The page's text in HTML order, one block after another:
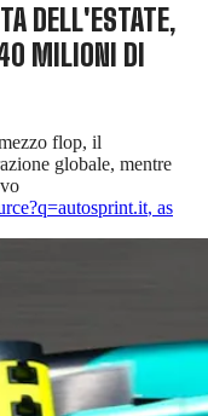
DELL'ESTATE,
MILIONI DI
flop, il
globale, mentre
, as